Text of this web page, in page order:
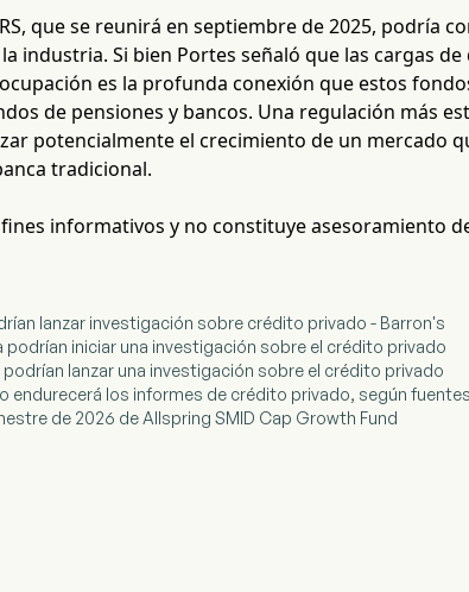
que se reunirá en septiembre de 2025, podría
industria. Si bien Portes señaló que las cargas
es la profunda conexión que estos
de pensiones y bancos. Una regulación más
potencialmente el crecimiento de un mercado
tradicional.
informativos y no constituye asesoramiento
lanzar investigación sobre crédito privado - Barron's
podrían iniciar una investigación sobre el crédito privado
lanzar una investigación sobre el crédito privado
endurecerá los informes de crédito privado, según fuentes
de 2026 de Allspring SMID Cap Growth Fund